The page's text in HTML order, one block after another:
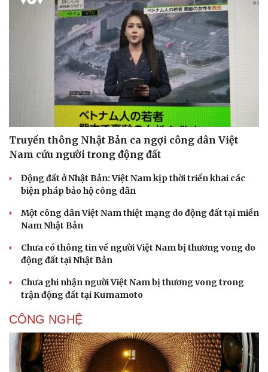
Truyền thông Nhật Bản ca ngợi công dân Việt
Nam cứu người trong động đất
Động đất ở Nhật Bản: Việt Nam kịp thời triển khai các
biện pháp bảo hộ công dân
Một công dân Việt Nam thiệt mạng do động đất tại miền
Nam Nhật Bản
Chưa có thông tin về người Việt Nam bị thương vong do
động đất tại Nhật Bản
Chưa ghi nhận người Việt Nam bị thương vong trong
trận động đất tại Kumamoto
CÔNG NGHỆ